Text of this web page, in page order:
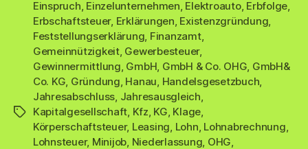
Schlagwörter
Einspruch Einzelunternehmen Elektroauto, Erbfolge
Erbschaftsteuer, Erklärungen Existenzgründung
Feststellungserklärung Finanzamt,
Gemeinnützigkeit, Gewerbesteuer,
Gewinnermittlung GmbH GmbH & Co. OHG GmbH&
Co. KG Gründung Hanau Handelsgesetzbuch
Jahresabschluss Jahresausgleich
Kapitalgesellschaft Kfz KG Klage
Körperschaftsteuer, Leasing Lohn Lohnabrechnung
Lohnsteuer, Minijob Niederlassung OHG